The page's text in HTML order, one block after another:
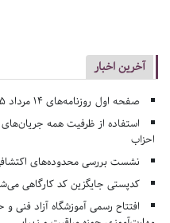
آخرین اخبار
صفحه اول روزنامه‌های 14 مرداد 1405
استفاده از ظرفیت همه
احزاب
نشست بررسی محدوده‌های
کدپستی جایگزین کد کارگاهی
افتتاح رسمی آموزشگاه آزاد فنی